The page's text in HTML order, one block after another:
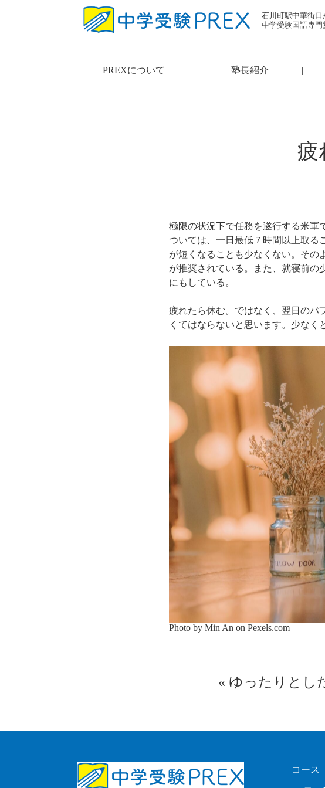
石川町駅中華街口
中学受験国語専門
PREXについて | 塾長紹介 |
疲
極限の状況下で任務を遂行する米軍
ついては、一日最低７時間以上取る
が短くなることも少なくない。その
が推奨されている。また、就寝前の
にもしている。
疲れたら休む。ではなく、翌日のパ
くてはならないと思います。少なく
Photo by Min An on Pexels.com
« ゆったりとし
コース